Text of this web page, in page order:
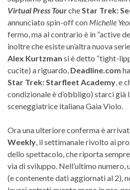
Virtual Press Tourche Star Trek:
annunciato spin-off con Michelle
fermo, ma al contrario è in “active
inoltre che esiste un’altra nuova
Alex Kurtzman si è detto “tight-
cucite) a riguardo, Deadline.com
Star Trek: Starfleet Academy , e
condizionale è d’obbligo) starci già
sceneggiatrice italiana Gaia Violo.
Ora una ulteriore conferma è
Weekly , il settimanale rivolto ai
dello spettacolo, che riporta
via di sviluppo. Nell’ultimo
(e contenente dati aggiornati al 2),